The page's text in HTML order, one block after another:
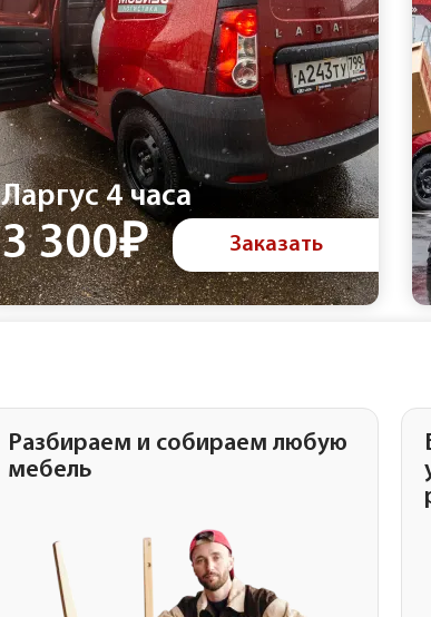
Ларгус 4 часа
3 300₽ Заказать
Разбираем и собираем любую
мебель